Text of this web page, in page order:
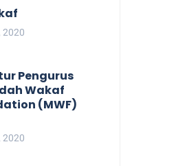
2020
Pengurus
Wakaf
(MWF)
2020